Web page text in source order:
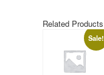
Related Products
Sale!